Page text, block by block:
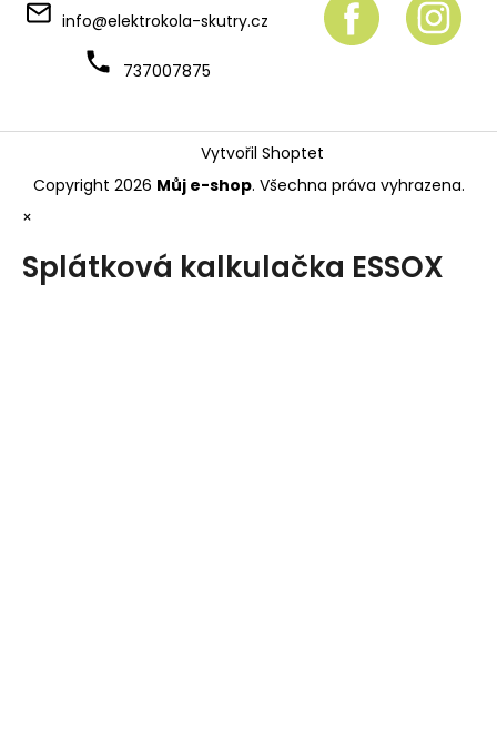
info@elektrokola-skutry.cz
737007875
Vytvořil Shoptet
Copyright 2026 Můj e-shop. Všechna práva vyhrazena.
×
Splátková kalkulačka ESSOX